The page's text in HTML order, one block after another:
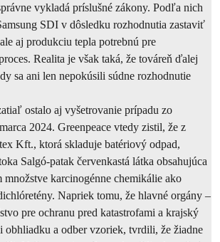
vykladá príslušné zákony. Podľa nich
SDI v dôsledku rozhodnutia zastaviť
aj produkciu tepla potrebnú pre
Realita je však taká, že továreň ďalej
sa ani len nepokúsili súdne rozhodnutie
ostalo aj vyšetrovanie prípadu zo
2024. Greenpeace vtedy zistil, že z
Kft., ktorá skladuje batériový odpad,
Salgó-patak červenkastá látka obsahujúca
karcinogénne chemikálie ako
Napriek tomu, že hlavné orgány –
pre ochranu pred katastrofami a krajský
obhliadku a odber vzoriek, tvrdili, že žiadne